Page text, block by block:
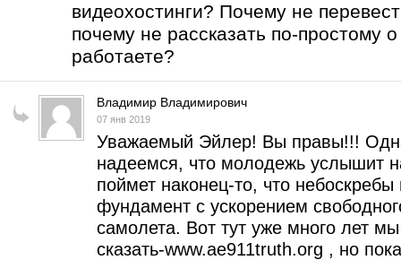
видеохостинги? Почему не
почему не рассказать по-простому
работаете?
Владимир Владимирович
07 янв 2019
Уважаемый Эйлер! Вы правы!!!
надеемся, что молодежь услышит
поймет наконец-то, что
фундамент с ускорением
самолета. Вот тут уже много лет
сказать-www.ae911truth.org , но